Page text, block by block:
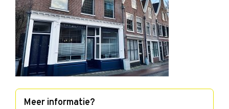
Meer informatie?